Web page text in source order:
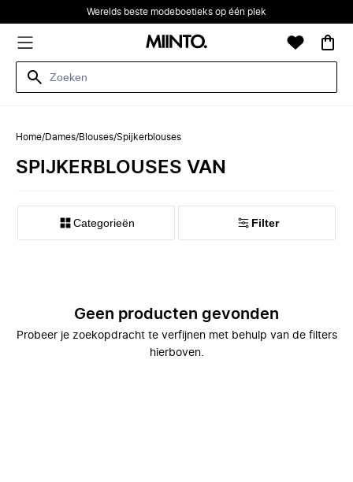
Werelds beste modeboetieks op één plek
Home/Dames/Blouses/Spijkerblouses
SPIJKERBLOUSES VAN
Categorieën Filter
Geen producten gevonden
Probeer je zoekopdracht te verfijnen met behulp van de filters
hierboven.